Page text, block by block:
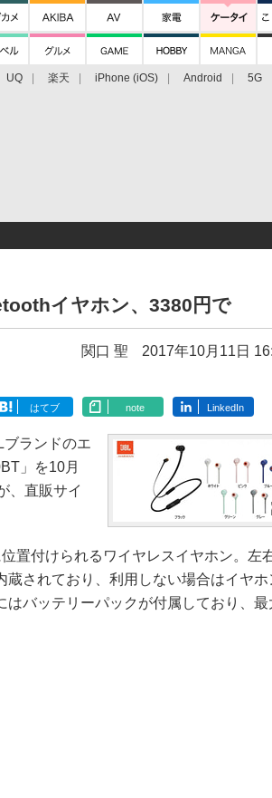
UQ 楽天 iPhone (iOS) Android 5G
イヤホン、3380円で
関口 聖 2017年10月11日
はてブ note LinkedIn
ランドのエ
」を10月
、直販サイ
置付けられるワイヤレスイヤホン。左
されており、利用しない場合はイヤホ
バッテリーパックが付属しており、最